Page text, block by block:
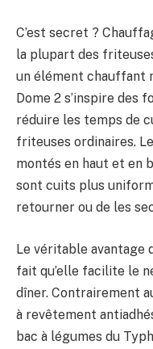
C’est secret ?
la plupart des
un élément chauffant
Dome 2 s’inspire des
réduire les temps de
friteuses ordinaires.
montés en haut et en
sont cuits plus
retourner ou de les
Le véritable avantage
fait qu’elle facilite le
dîner. Contrairement
à revêtement
bac à légumes du